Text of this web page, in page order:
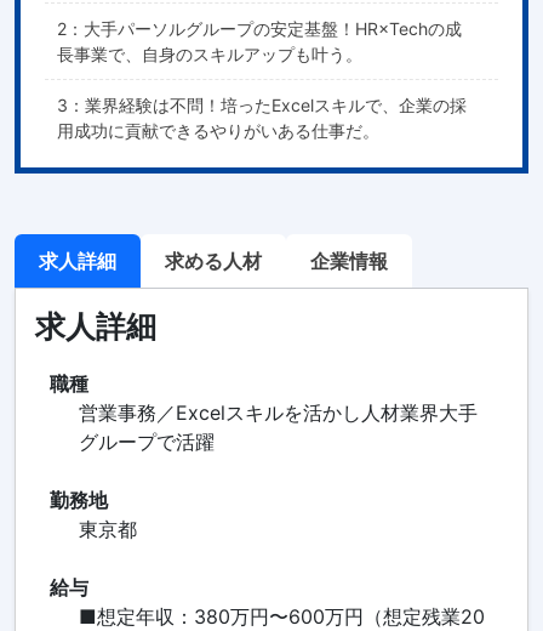
2：大手パーソルグループの安定基盤！HR×Techの成
長事業で、自身のスキルアップも叶う。
3：業界経験は不問！培ったExcelスキルで、企業の採
用成功に貢献できるやりがいある仕事だ。
求人詳細 求める人材 企業情報
求人詳細
職種
営業事務／Excelスキルを活かし人材業界大手
グループで活躍
勤務地
東京都
給与
■想定年収：380万円〜600万円（想定残業20